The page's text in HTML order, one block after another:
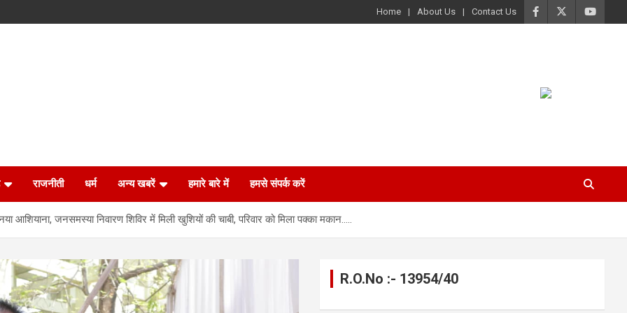
Home About Us Contact Us
राजनीती धर्म अन्य खबरें हमारे बारे में हमसे संपर्क करें
आशियाना, जनसमस्या निवारण शिविर में मिली खुशियों की चाबी, परिवार को मिला पक्का मकान…..
R.O.No :- 13954/40